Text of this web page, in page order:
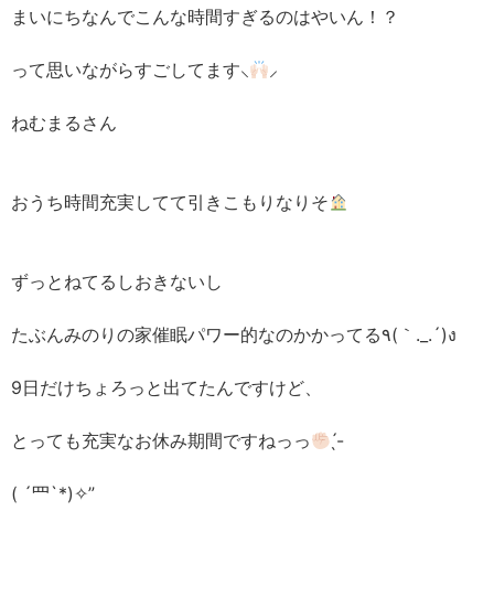
まいにちなんでこんな時間すぎるのはやいん！？
って思いながらすごしてます⸜ ⸝‍
ねむまるさん
おうち時間充実してて引きこもりなりそ
ずっとねてるしおきないし
たぶんみのりの家催眠パワー的なのかかってる٩(｀._.´)ง
9日だけちょろっと出てたんですけど、
とっても充実なお休み期間ですねっっ ̖́-
( ´罒`*)✧”